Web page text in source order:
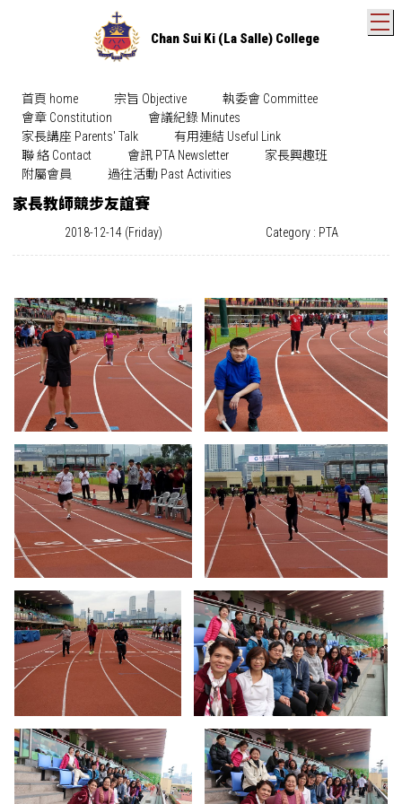
Chan Sui Ki (La Salle) College
首頁 home 宗旨 Objective
執委會 Committee
會章 Constitution
會議紀錄 Minutes
家長講座 Parents' Talk
有用連結 Useful Link
聯 絡 Contact
會訊 PTA Newsletter
家長興趣班
附屬會員
過往活動 Past Activities
家長教師競步友誼賽
2018-12-14 (Friday) Category : PTA